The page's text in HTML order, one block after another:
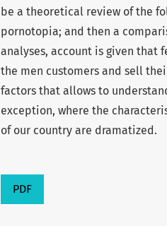
be a theoretical review of the
pornotopia; and then a
analyses, account is given that
the men customers and sell
factors that allows to
exception, where the
of our country are dramatized.
PDF